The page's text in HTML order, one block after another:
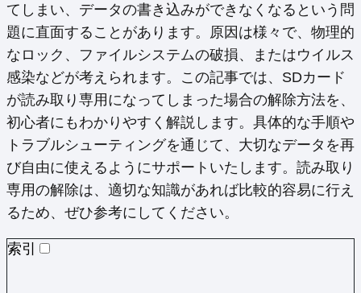
てしまい、データの書き込みができなくなるという問
題に直面することがあります。原因は様々で、物理的
なロック、ファイルシステムの破損、またはウイルス
感染などが考えられます。この記事では、SDカード
が読み取り専用になってしまった場合の解除方法を、
初心者にもわかりやすく解説します。具体的な手順や
トラブルシューティングを通じて、大切なデータを再
び自由に使えるようにサポートいたします。読み取り
専用の解除は、適切な知識があれば比較的容易に行え
るため、ぜひ参考にしてください。
索引